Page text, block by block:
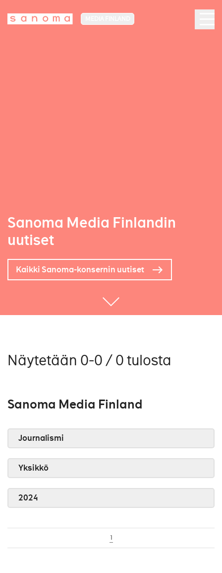
Sanoma Media Finlandin
uutiset
Kaikki Sanoma-konsernin uutiset
Näytetään 0-0 / 0 tulosta
Sanoma Media Finland
Journalismi
Yksikkö
2024
1